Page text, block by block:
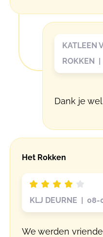
KATLEEN
ROKKEN
Dank je
Het Rokken
KLJ DEURNE | 08-
We werden